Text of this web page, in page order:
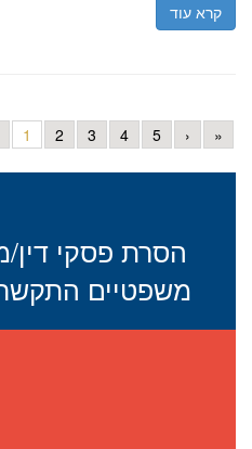
קרא עוד
1 2 3 4 5 › »
הסרת פסקי
משפטיים התקשרו